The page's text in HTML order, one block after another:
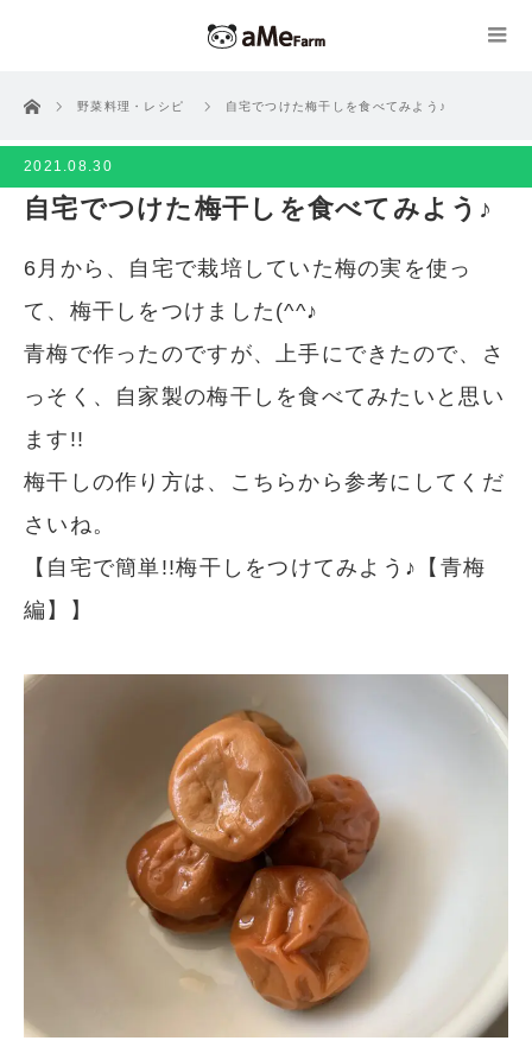
ホーム 野菜料理・レシピ 自宅でつけた梅干しを食べてみよう♪
2021.08.30
自宅でつけた梅干しを食べてみよう♪
6月から、自宅で栽培していた梅の実を使っ
て、梅干しをつけました(^^♪
青梅で作ったのですが、上手にできたので、さ
っそく、自家製の梅干しを食べてみたいと思い
ます!!
梅干しの作り方は、こちらから参考にしてくだ
さいね。
【自宅で簡単!!梅干しをつけてみよう♪【青梅
編】】